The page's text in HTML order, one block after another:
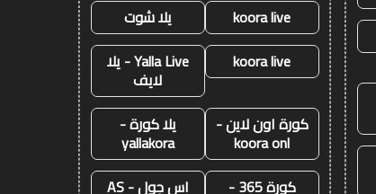
koora live
يلا شوت
koora live
Yalla Live - يلا
لايف
كورة اون لاين -
koora onl
يلا كورة -
yallakora
كورة 365 -
اس جول - AS